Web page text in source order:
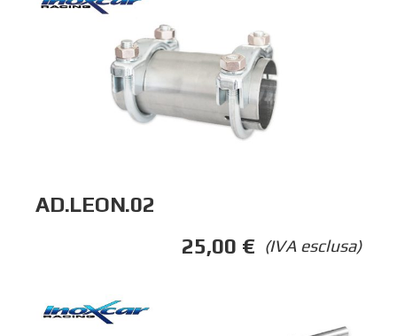
AD.LEON.02
(IVA esclusa)
25,00 €